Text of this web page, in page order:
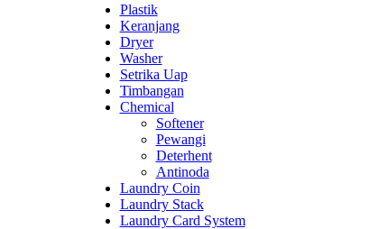
Plastik
Keranjang
Dryer
Washer
Setrika Uap
Timbangan
Chemical
Softener
Pewangi
Deterhent
Antinoda
Laundry Coin
Laundry Stack
Laundry Card System